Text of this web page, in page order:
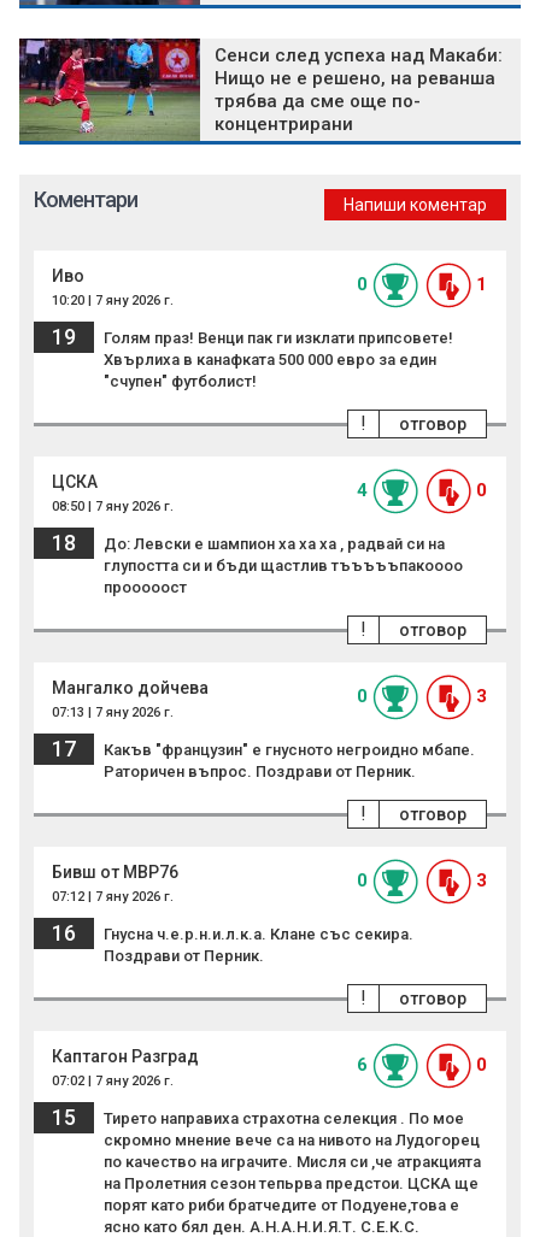
Сенси след успеха над Макаби:
Нищо не е решено, на реванша
трябва да сме още по-
концентрирани
Коментари Напиши коментар
Иво
10:20 | 7 яну 2026 г.
0 1
19
Голям праз! Венци пак ги изклати припсовете!
Хвърлиха в канафката 500 000 евро за един
"счупен" футболист!
отговор
!
ЦСКА
08:50 | 7 яну 2026 г.
4 0
18
До: Левски е шампион ха ха ха , радвай си на
глупостта си и бъди щастлив тъъъъъпакоооо
прооооост
отговор
!
Мангалко дойчева
07:13 | 7 яну 2026 г.
0 3
17
Какъв "французин" е гнусното негроидно мбапе.
Раторичен въпрос. Поздрави от Перник.
отговор
!
Бивш от МВР76
07:12 | 7 яну 2026 г.
0 3
16
Гнусна ч.е.р.н.и.л.к.а. Клане със секира.
Поздрави от Перник.
отговор
!
Каптагон Разград
07:02 | 7 яну 2026 г.
6 0
15
Тирето направиха страхотна селекция . По мое
скромно мнение вече са на нивото на Лудогорец
по качество на играчите. Мисля си ,че атракцията
на Пролетния сезон тепьрва предстои. ЦСКА ще
порят като риби братчедите от Подуене,това е
ясно като бял ден. А.Н.А.Н.И.Я.Т. С.Е.К.С.